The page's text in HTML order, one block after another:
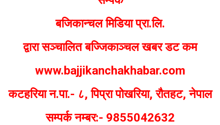
बजिकान्चल मिडिया प्रा.लि.
द्वारा सञ्चालित बज्जिकाञ्चल खबर डट कम
www.bajjikanchakhabar.com
कटहरिया न.पा.- ८, पिप्रा पोखरिया, रौतहट, नेपाल
सम्पर्क नम्बर:- 9855042632